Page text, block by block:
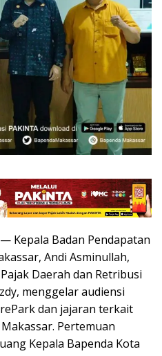
— Kepala Badan Pendapatan
Andi Asminullah,
Daerah dan Retribusi
menggelar audiensi
dan jajaran terkait
Pertemuan
Kepala Bapenda Kota